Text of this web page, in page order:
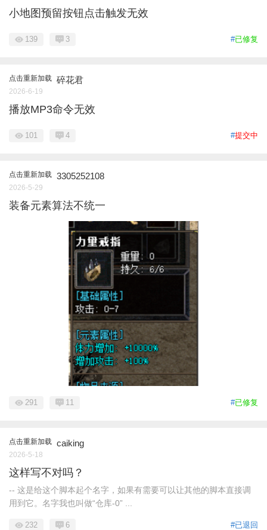
小地图预留按钮点击触发无效
#已修复
139 3
点击重新加载 碎花君
2026-6-19
播放MP3命令无效
#提交中
101 4
点击重新加载 3305252108
2026-5-29
装备元素算法不统一
#已修复
291 11
点击重新加载 caiking
2026-5-18
这样写不对吗？
-- 这是给这个脚本起个名字，如果有需要可以让其他的脚本直接调
用到它。名字我也叫做“仓库-0” ...
#已退回
232 6